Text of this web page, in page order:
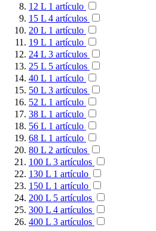
12 L 1 artículo
15 L 4 artículos
20 L 1 artículo
19 L 1 artículo
24 L 3 artículos
25 L 5 artículos
40 L 1 artículo
50 L 3 artículos
52 L 1 artículo
38 L 1 artículo
56 L 1 artículo
68 L 1 artículo
80 L 2 artículos
100 L 3 artículos
130 L 1 artículo
150 L 1 artículo
200 L 5 artículos
300 L 4 artículos
400 L 3 artículos